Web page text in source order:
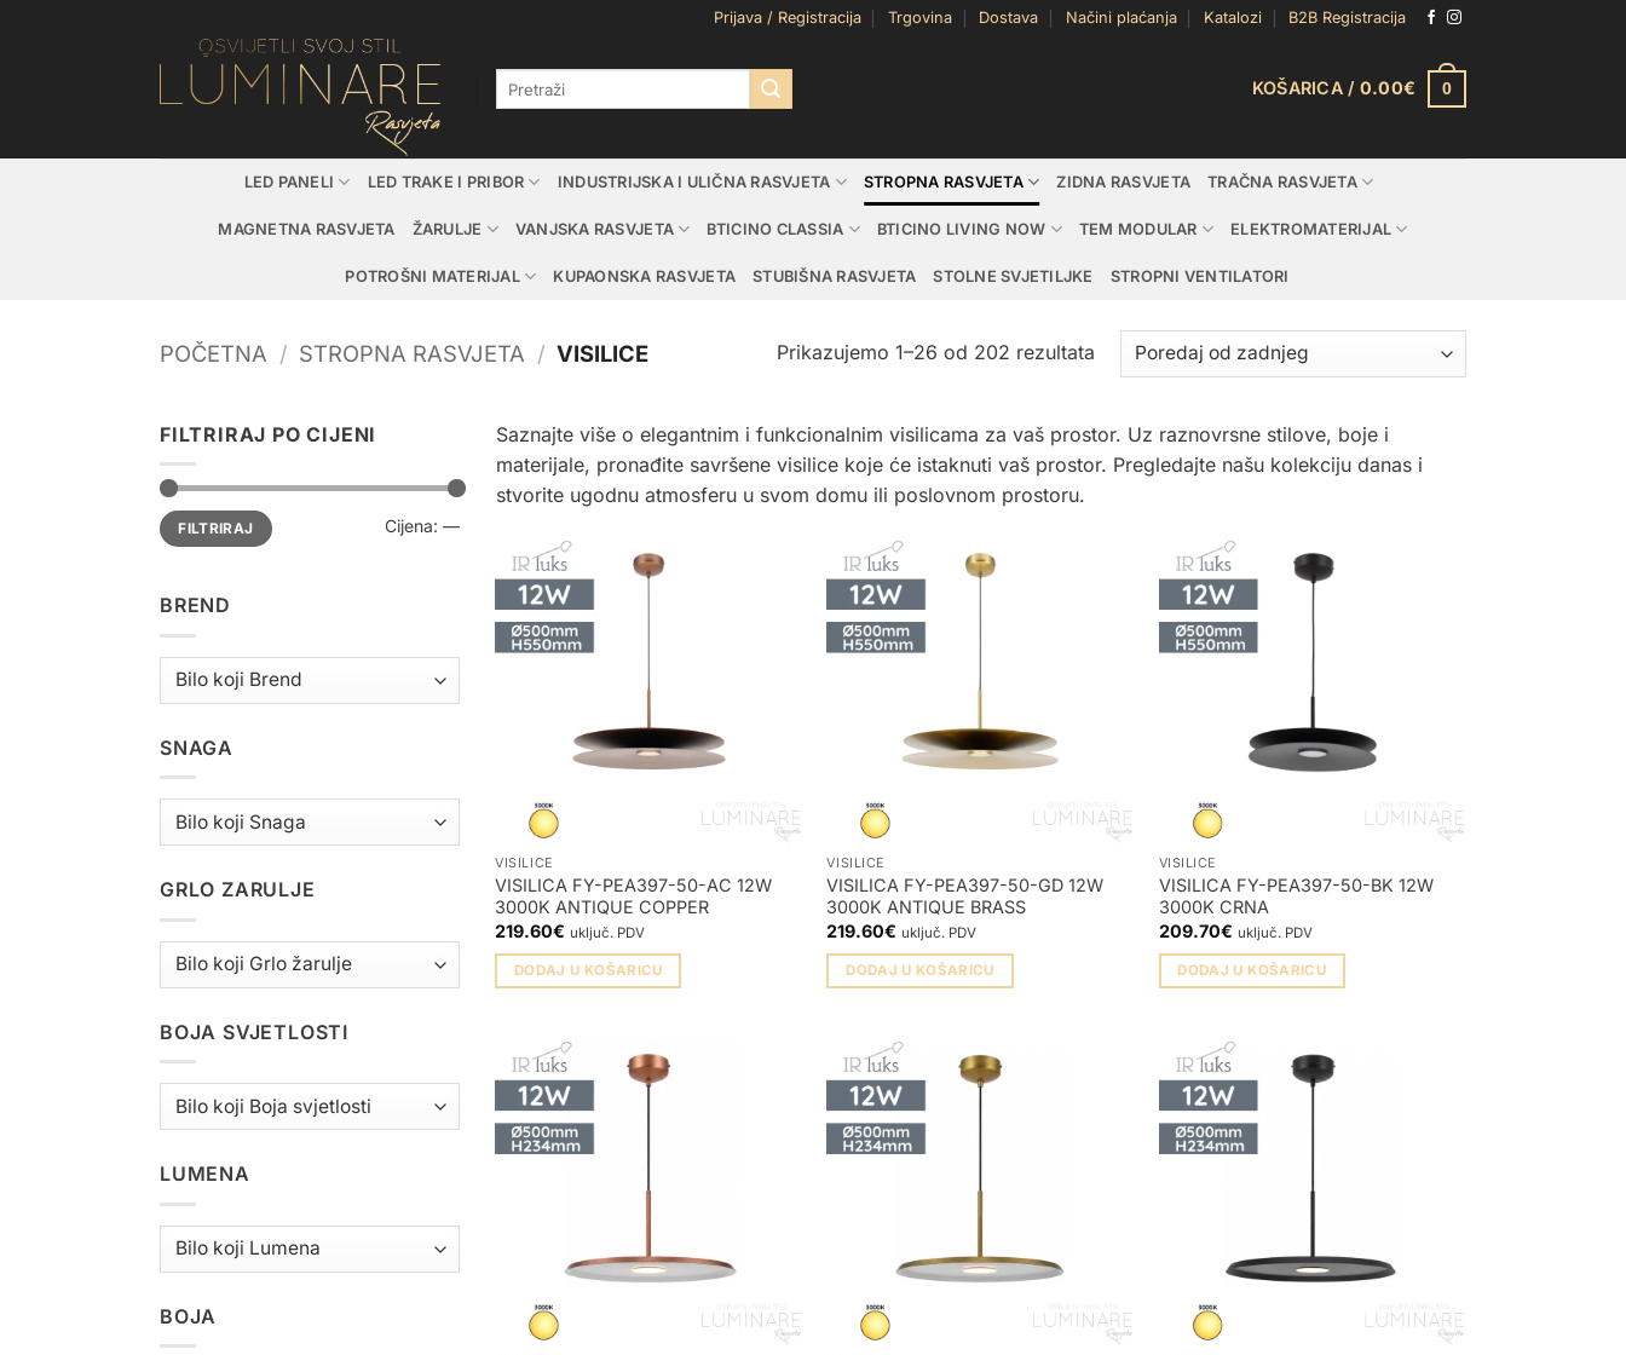
Prijava / Registracija Trgovina Dostava Načini plaćanja Katalozi B2B Registracija
KOŠARICA / 0.00€ 0
LED PANELI LED TRAKE I PRIBOR INDUSTRIJSKA I ULIČNA RASVJETA STROPNA RASVJETA ZIDNA RASVJETA TRAČNA RASVJETA
MAGNETNA RASVJETA ŽARULJE VANJSKA RASVJETA BTICINO CLASSIA BTICINO LIVING NOW TEM MODULAR ELEKTROMATERIJAL
POTROŠNI MATERIJAL KUPAONSKA RASVJETA STUBIŠNA RASVJETA STOLNE SVJETILJKE STROPNI VENTILATORI
POČETNA / STROPNA RASVJETA / VISILICE Prikazujemo 1–26 od 202 rezultataPoredano
FILTRIRAJ PO CIJENI
Min
cijena
Maks
cijena
FILTRIRAJ Cijena: —
BREND
SNAGA
GRLO ZARULJE
BOJA SVJETLOSTI
LUMENA
BOJA
Saznajte više o elegantnim i funkcionalnim visilicama za vaš prostor. Uz raznovrsne stilove, boje i
materijale, pronađite savršene visilice koje će istaknuti vaš prostor. Pregledajte našu kolekciju danas i
stvorite ugodnu atmosferu u svom domu ili poslovnom prostoru.
VISILICE
VISILICA FY-PEA397-50-AC 12W
3000K ANTIQUE COPPER
219.60€ uključ. PDV
DODAJ U KOŠARICU
VISILICE
VISILICA FY-PEA397-50-GD 12W
3000K ANTIQUE BRASS
219.60€ uključ. PDV
DODAJ U KOŠARICU
VISILICE
VISILICA FY-PEA397-50-BK 12W
3000K CRNA
209.70€ uključ. PDV
DODAJ U KOŠARICU